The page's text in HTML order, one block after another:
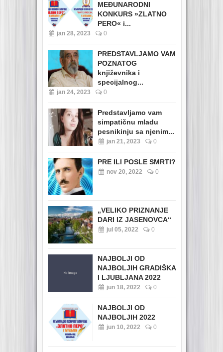
MEĐUNARODNI
KONKURS »ZLATNO
PERO« i...
jan 28, 2023 0
PREDSTAVLJAMO VAM
POZNATOG
književnika i
specijalnog...
jan 24, 2023 0
Predstavljamo vam
simpatičnu mladu
pesnikinju sa njenim...
jan 21, 2023 0
PRE ILI POSLE SMRTI?
nov 20, 2022 0
„VELIKO PRIZNANJE
DARI IZ JASENOVCA“
jul 05, 2022 0
NAJBOLJI OD
NAJBOLJIH GRADIŠKA
I LJUBLJANA 2022
jun 18, 2022 0
NAJBOLJI OD
NAJBOLJIH 2022
jun 10, 2022 0